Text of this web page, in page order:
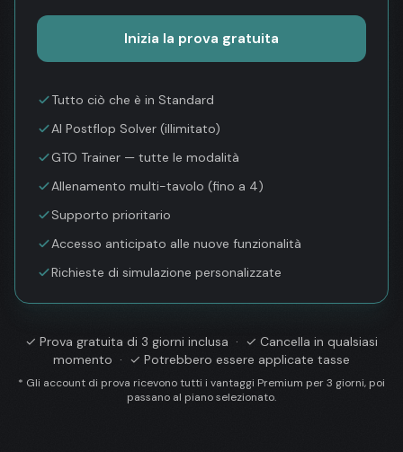
Inizia la prova gratuita
Tutto ciò che è in Standard
AI Postflop Solver (illimitato)
GTO Trainer — tutte le modalità
Allenamento multi-tavolo (fino a 4)
Supporto prioritario
Accesso anticipato alle nuove funzionalità
Richieste di simulazione personalizzate
✓ Prova gratuita di 3 giorni inclusa · ✓ Cancella in qualsiasi
momento · ✓ Potrebbero essere applicate tasse
* Gli account di prova ricevono tutti i vantaggi Premium per 3 giorni, poi
passano al piano selezionato.